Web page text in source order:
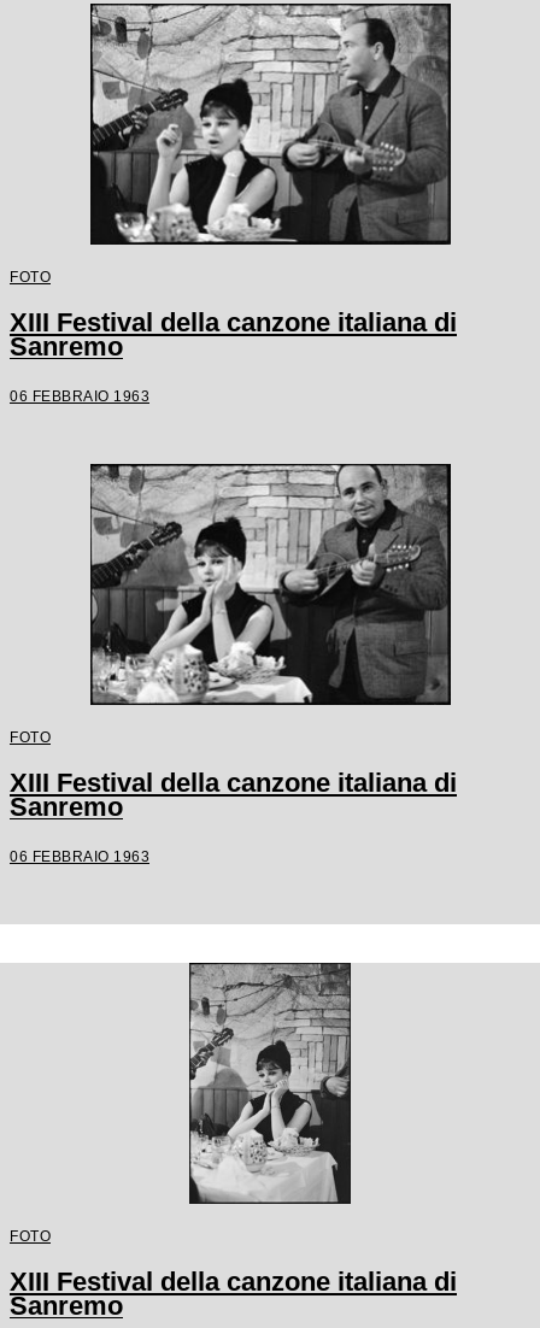
FOTO
XIII Festival della canzone italiana di
Sanremo
06 FEBBRAIO 1963
FOTO
XIII Festival della canzone italiana di
Sanremo
06 FEBBRAIO 1963
FOTO
XIII Festival della canzone italiana di
Sanremo